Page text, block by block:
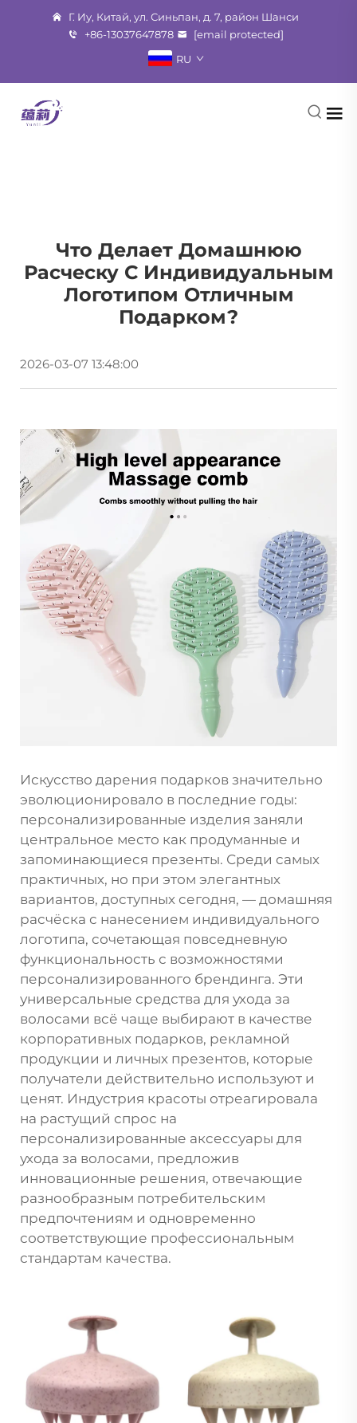
Г. Иу, Китай, ул. Синьпан, д. 7, район Шанси
+86-13037647878
[email protected]
RU
Что Делает Домашнюю
Расческу С Индивидуальным
Логотипом Отличным
Подарком?
2026-03-07 13:48:00
Искусство дарения подарков значительно
эволюционировало в последние годы:
персонализированные изделия заняли
центральное место как продуманные и
запоминающиеся презенты. Среди самых
практичных, но при этом элегантных
вариантов, доступных сегодня, — домашняя
расчёска с нанесением индивидуального
логотипа, сочетающая повседневную
функциональность с возможностями
персонализированного брендинга. Эти
универсальные средства для ухода за
волосами всё чаще выбирают в качестве
корпоративных подарков, рекламной
продукции и личных презентов, которые
получатели действительно используют и
ценят. Индустрия красоты отреагировала
на растущий спрос на
персонализированные аксессуары для
ухода за волосами, предложив
инновационные решения, отвечающие
разнообразным потребительским
предпочтениям и одновременно
соответствующие профессиональным
стандартам качества.